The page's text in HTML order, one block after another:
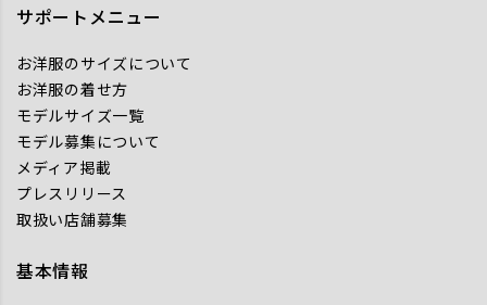
サポートメニュー
お洋服のサイズについて
お洋服の着せ方
モデルサイズ一覧
モデル募集について
メディア掲載
プレスリリース
取扱い店舗募集
基本情報